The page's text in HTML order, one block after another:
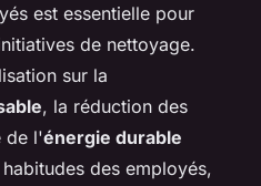
est essentielle pour
de nettoyage.
sur la
, la réduction des
de l'énergie durable
des employés,